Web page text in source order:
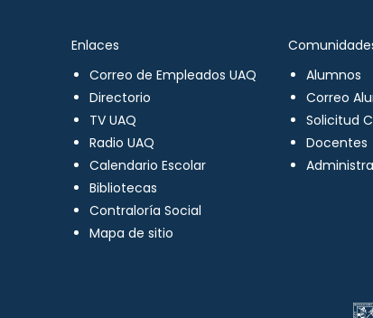
Enlaces
Correo de Empleados UAQ
Directorio
TV UAQ
Radio UAQ
Calendario Escolar
Bibliotecas
Contraloría Social
Mapa de sitio
Alumnos
Correo
Solicitud
Docentes